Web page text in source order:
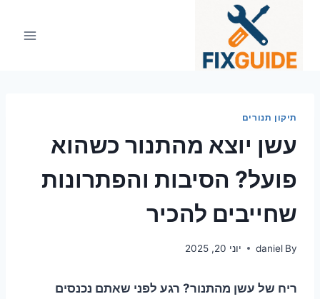
תיקון תנורים
עשן יוצא מהתנור כשהוא
פועל? הסיבות והפתרונות
שחייבים להכיר
By
daniel יוני 20, 2025
ריח של עשן מהתנור? רגע לפני שאתם נכנסים